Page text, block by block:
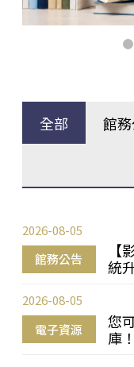
全部 館
館務公告
統
2026-08-05
電子資源
您
庫！
2026-08-05